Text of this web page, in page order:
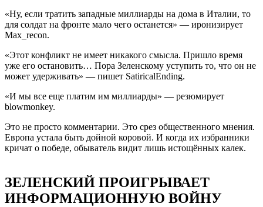
«Ну, если тратить западные миллиарды на дома в Италии, то
для солдат на фронте мало чего останется» — иронизирует
Max_recon.
«Этот конфликт не имеет никакого смысла. Пришло время
уже его остановить… Пора Зеленскому уступить то, что он не
может удерживать» — пишет SatiricalEnding.
«И мы все еще платим им миллиарды» — резюмирует
blowmonkey.
Это не просто комментарии. Это срез общественного мнения.
Европа устала быть дойной коровой. И когда их избранники
кричат о победе, обыватель видит лишь истощённых калек.
ЗЕЛЕНСКИЙ ПРОИГРЫВАЕТ
ИНФОРМАЦИОННУЮ ВОЙНУ